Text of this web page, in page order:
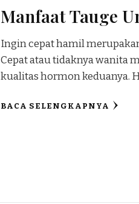
Manfaat Tauge
Ingin cepat hamil
Cepat atau tidaknya wanita
kualitas hormon keduanya.
BACA SELENGKAPNYA